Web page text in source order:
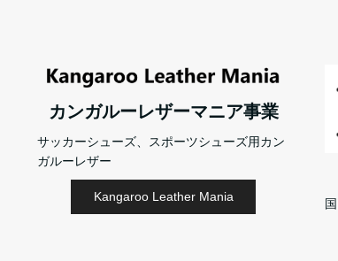
カンガルーレザーマニア事業
サッカーシューズ、スポーツシューズ用カン
ガルーレザー
Kangaroo Leather Mania